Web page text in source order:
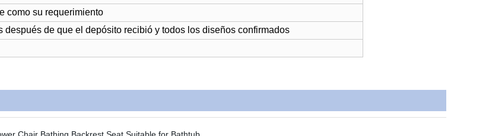
como su requerimiento
después de que el depósito recibió y todos los diseños confirmados